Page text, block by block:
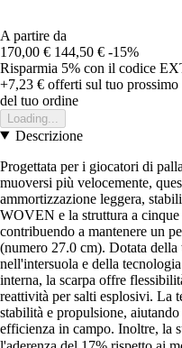
A partire da
170,00 € 144,50 € -15%
Risparmia 5% con il codice
+7,23 € offerti sul tuo prossimo
del tuo ordine
Loading...
Descrizione
Progettata per i giocatori di
muoversi più velocemente,
ammortizzazione leggera,
WOVEN e la struttura a
contribuendo a mantenere un
(numero 27.0 cm). Dotata
nell'intersuola e della
interna, la scarpa offre
reattività per salti esplosivi. La
stabilità e propulsione,
efficienza in campo. Inoltre, la